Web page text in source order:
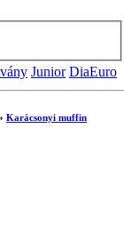
Junior DiaEuro
Karácsonyi muffin